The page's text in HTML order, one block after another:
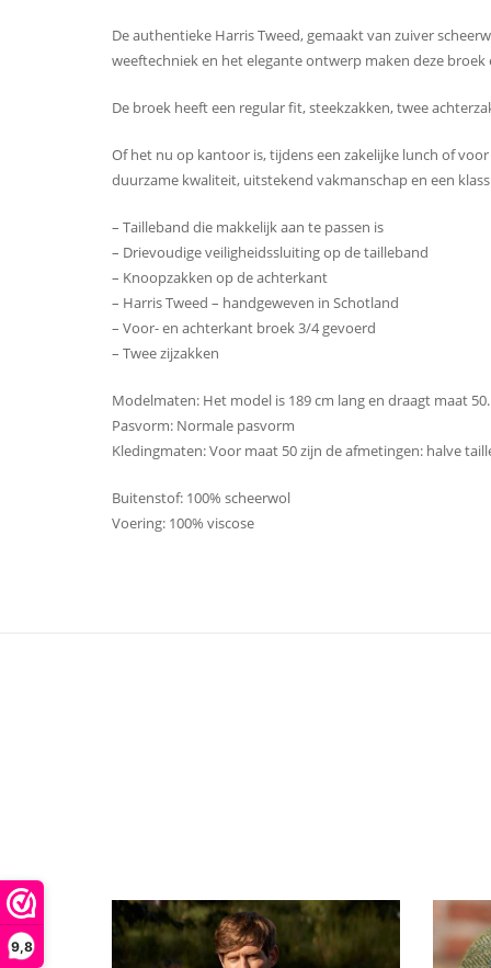
9,8
De authentieke Harris Tweed, gemaakt van zuiver
weeftechniek en het elegante ontwerp maken deze
De broek heeft een regular fit, steekzakken, twee
Of het nu op kantoor is, tijdens een zakelijke lunch of
duurzame kwaliteit, uitstekend vakmanschap en een
– Tailleband die makkelijk aan te passen is
– Drievoudige veiligheidssluiting op de tailleband
– Knoopzakken op de achterkant
– Harris Tweed – handgeweven in Schotland
– Voor- en achterkant broek 3/4 gevoerd
– Twee zijzakken
Modelmaten: Het model is 189 cm lang en draagt ​​maat 50.
Pasvorm: Normale pasvorm
Kledingmaten: Voor maat 50 zijn de afmetingen: halve
Buitenstof: 100% scheerwol
Voering: 100% viscose